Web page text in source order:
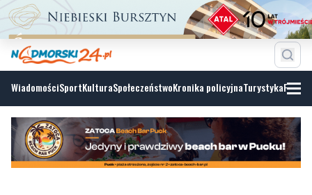
WiadomościSportKulturaSpołeczeństwoKronika policyjnaTurystyka
Uroczyste obchody 30-lecia gminy